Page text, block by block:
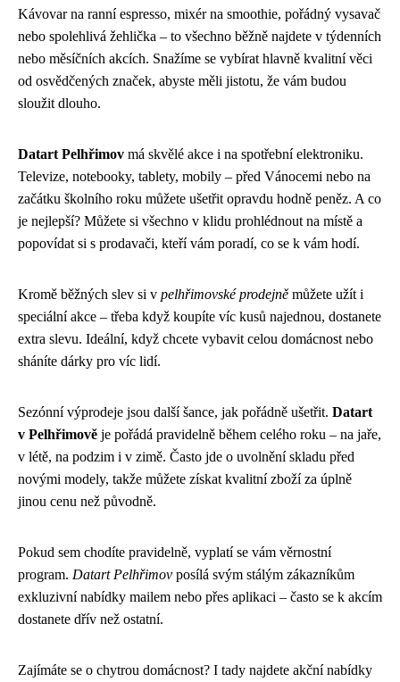
Kávovar na ranní espresso, mixér na smoothie, pořádný vysavač
nebo spolehlivá žehlička – to všechno běžně najdete v týdenních
nebo měsíčních akcích. Snažíme se vybírat hlavně kvalitní věci
od osvědčených značek, abyste měli jistotu, že vám budou
sloužit dlouho.
Datart Pelhřimov má skvělé akce i na spotřební elektroniku.
Televize, notebooky, tablety, mobily – před Vánocemi nebo na
začátku školního roku můžete ušetřit opravdu hodně peněz. A co
je nejlepší? Můžete si všechno v klidu prohlédnout na místě a
popovídat si s prodavači, kteří vám poradí, co se k vám hodí.
Kromě běžných slev si v pelhřimovské prodejně můžete užít i
speciální akce – třeba když koupíte víc kusů najednou, dostanete
extra slevu. Ideální, když chcete vybavit celou domácnost nebo
sháníte dárky pro víc lidí.
Sezónní výprodeje jsou další šance, jak pořádně ušetřit. Datart
v Pelhřimově je pořádá pravidelně během celého roku – na jaře,
v létě, na podzim i v zimě. Často jde o uvolnění skladu před
novými modely, takže můžete získat kvalitní zboží za úplně
jinou cenu než původně.
Pokud sem chodíte pravidelně, vyplatí se vám věrnostní
program. Datart Pelhřimov posílá svým stálým zákazníkům
exkluzivní nabídky mailem nebo přes aplikaci – často se k akcím
dostanete dřív než ostatní.
Zajímáte se o chytrou domácnost? I tady najdete akční nabídky